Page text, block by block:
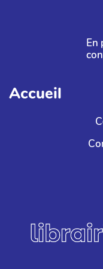
Aller au contenu
Accueil
En